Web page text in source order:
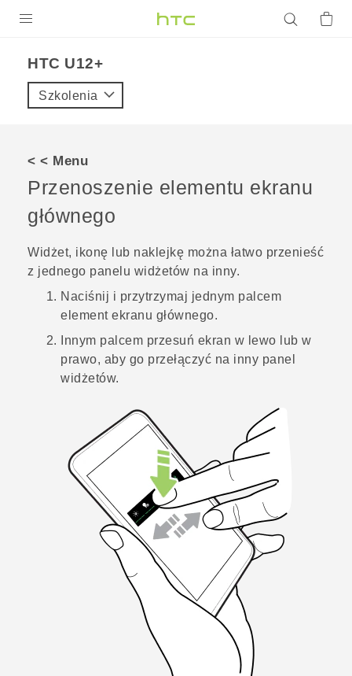
VIVE
VIVERSE
POMOC TECHNICZNA
Urządzenia i akcesoria HTC
Zaloguj się
HTC U12+‎
Szkolenia
< < Menu
Przenoszenie elementu ekranu
głównego
Widżet, ikonę lub naklejkę można łatwo przenieść
z jednego panelu widżetów na inny.
Naciśnij i przytrzymaj jednym palcem
element ekranu głównego.
Innym palcem przesuń ekran w lewo lub w
prawo, aby go przełączyć na inny panel
widżetów.